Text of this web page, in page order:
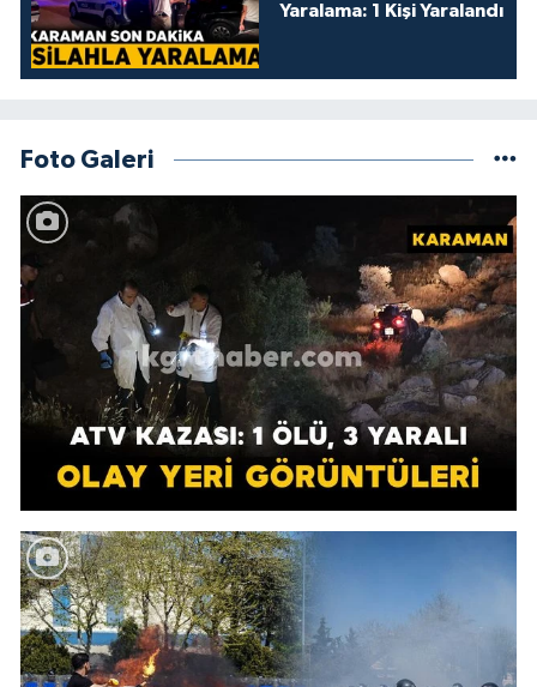
Yaralama: 1 Kişi Yaralandı
Foto Galeri